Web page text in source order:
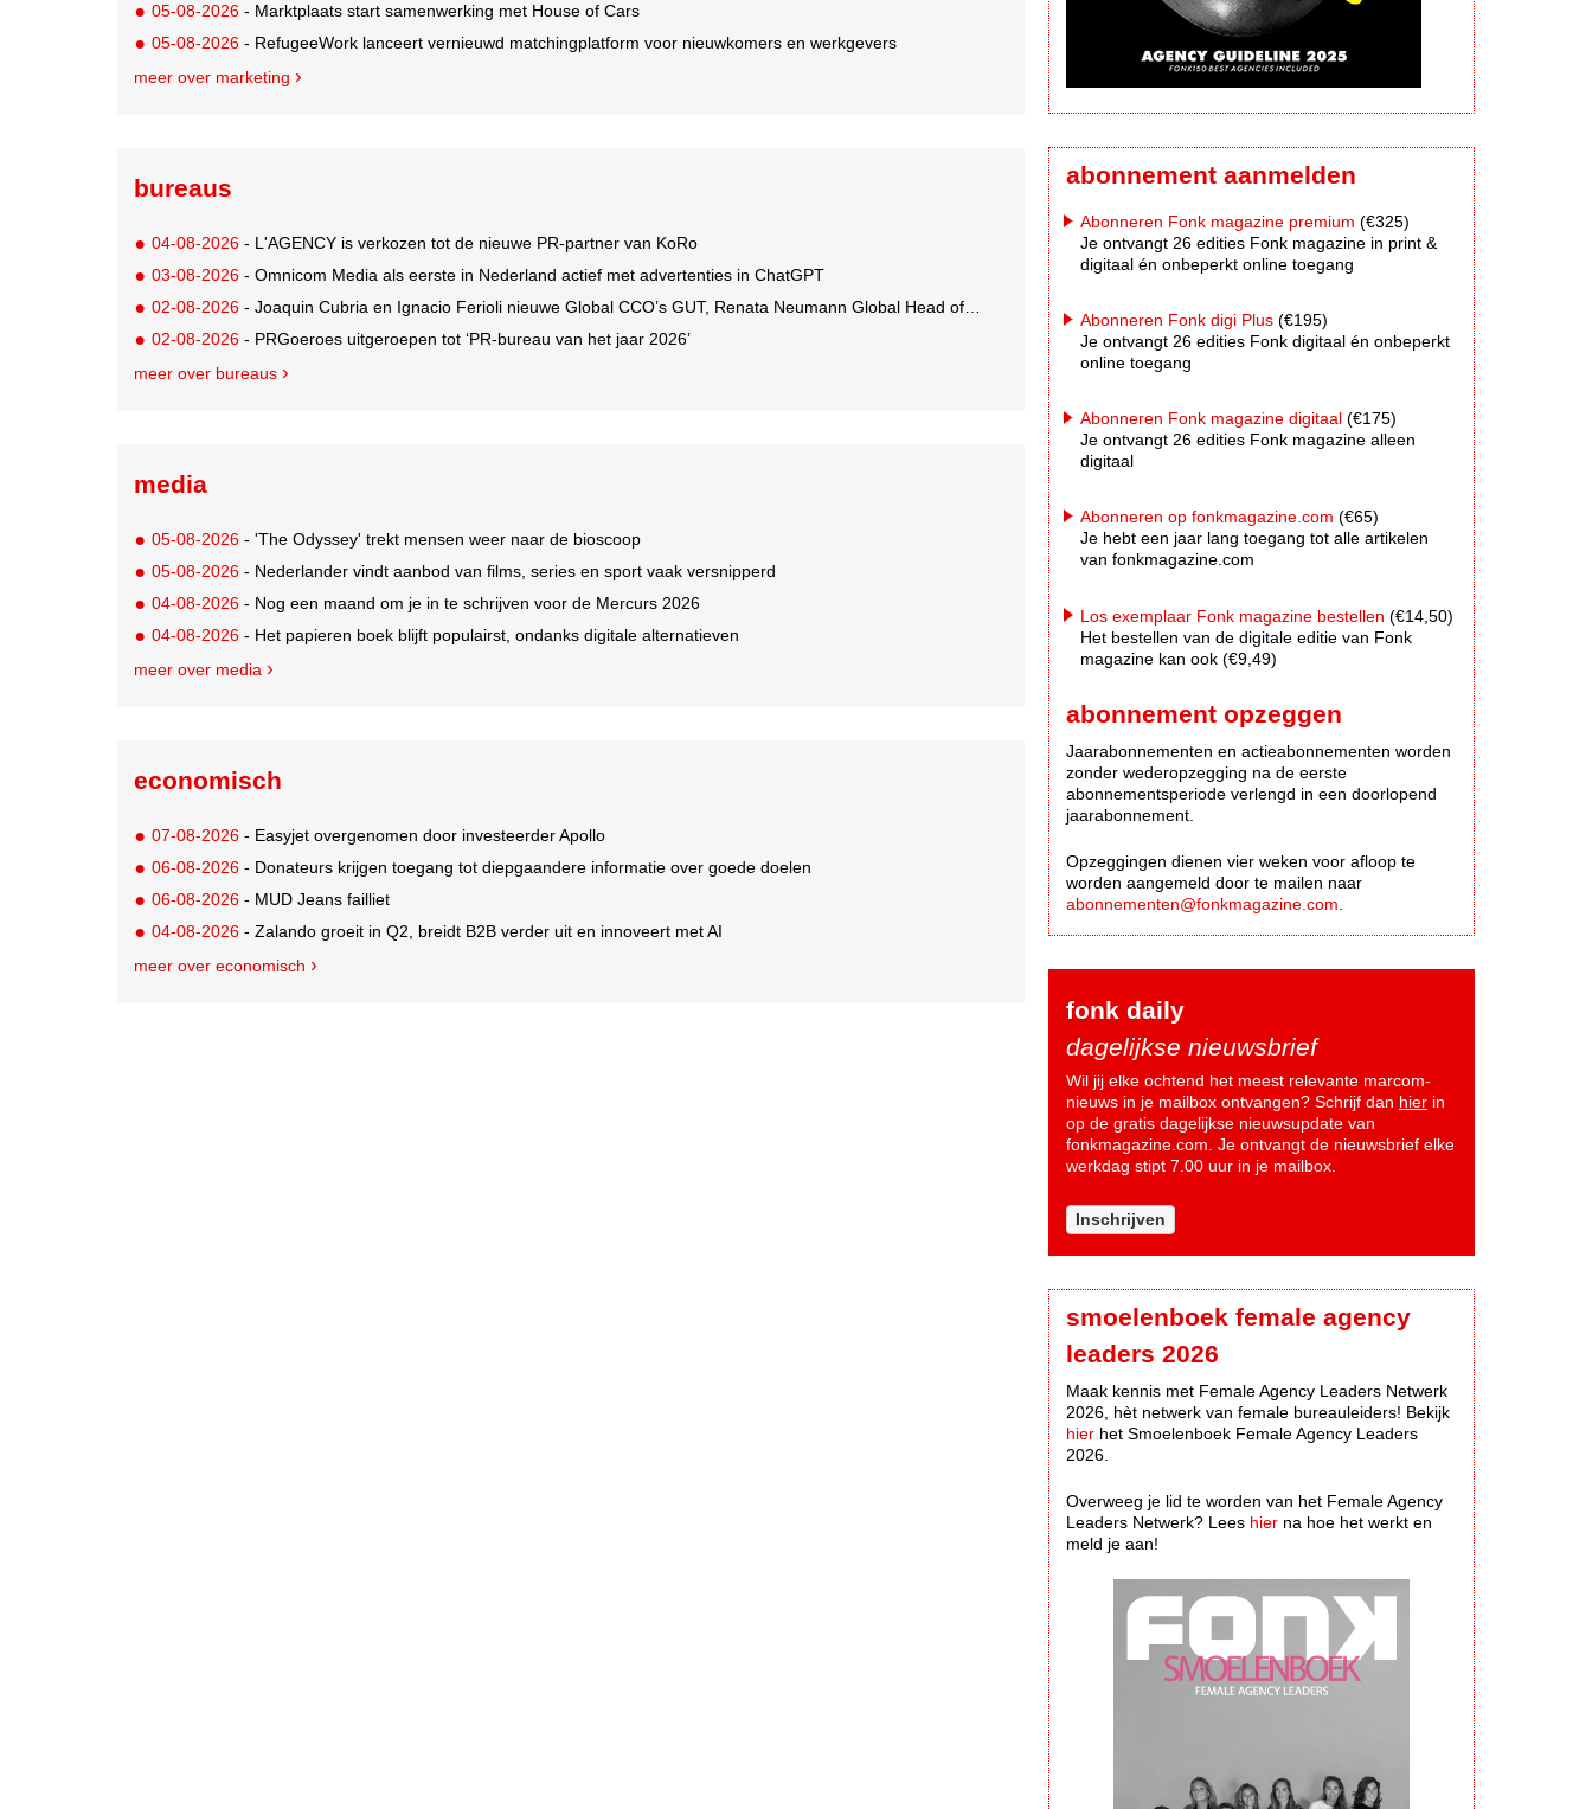
05-08-2026 - Marktplaats start samenwerking met House of Cars
05-08-2026 - RefugeeWork lanceert vernieuwd matchingplatform voor nieuwkomers en werkgevers
meer over marketing
bureaus
04-08-2026 - L'AGENCY is verkozen tot de nieuwe PR-partner van KoRo
03-08-2026 - Omnicom Media als eerste in Nederland actief met advertenties in ChatGPT
02-08-2026 - Joaquin Cubria en Ignacio Ferioli nieuwe Global CCO’s GUT, Renata Neumann Global Head of Production
02-08-2026 - PRGoeroes uitgeroepen tot ‘PR-bureau van het jaar 2026’
meer over bureaus
media
05-08-2026 - 'The Odyssey' trekt mensen weer naar de bioscoop
05-08-2026 - Nederlander vindt aanbod van films, series en sport vaak versnipperd
04-08-2026 - Nog een maand om je in te schrijven voor de Mercurs 2026
04-08-2026 - Het papieren boek blijft populairst, ondanks digitale alternatieven
meer over media
economisch
07-08-2026 - Easyjet overgenomen door investeerder Apollo
06-08-2026 - Donateurs krijgen toegang tot diepgaandere informatie over goede doelen
06-08-2026 - MUD Jeans failliet
04-08-2026 - Zalando groeit in Q2, breidt B2B verder uit en innoveert met AI
meer over economisch
abonnement aanmelden
Abonneren Fonk magazine premium (€325)
Je ontvangt 26 edities Fonk magazine in print &
digitaal én onbeperkt online toegang
Abonneren Fonk digi Plus (€195)
Je ontvangt 26 edities Fonk digitaal én onbeperkt
online toegang
Abonneren Fonk magazine digitaal (€175)
Je ontvangt 26 edities Fonk magazine alleen
digitaal
Abonneren op fonkmagazine.com (€65)
Je hebt een jaar lang toegang tot alle artikelen
van fonkmagazine.com
Los exemplaar Fonk magazine bestellen (€14,50)
Het bestellen van de digitale editie van Fonk
magazine kan ook (€9,49)
abonnement opzeggen
Jaarabonnementen en actieabonnementen worden
zonder wederopzegging na de eerste
abonnementsperiode verlengd in een doorlopend
jaarabonnement.
Opzeggingen dienen vier weken voor afloop te
worden aangemeld door te mailen naar
abonnementen@fonkmagazine.com
fonk daily
dagelijkse nieuwsbrief
Wil jij elke ochtend het meest relevante marcom-
nieuws in je mailbox ontvangen? Schrijf dan hier in
op de gratis dagelijkse nieuwsupdate van
fonkmagazine.com. Je ontvangt de nieuwsbrief elke
werkdag stipt 7.00 uur in je mailbox.
Inschrijven
smoelenboek female agency
leaders 2026
Maak kennis met Female Agency Leaders Netwerk
2026, hèt netwerk van female bureauleiders! Bekijk
hier het Smoelenboek Female Agency Leaders
2026.
Overweeg je lid te worden van het Female Agency
Leaders Netwerk? Lees hier na hoe het werkt en
meld je aan!